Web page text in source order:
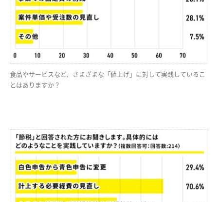
食品やサービスなど、さまざまな「値上げ」に対して実践しているこ
とはありますか？